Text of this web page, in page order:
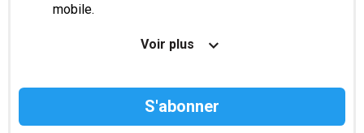
mobile.
Le magazine TelQuel en numérique avant la sortie
Voir plus